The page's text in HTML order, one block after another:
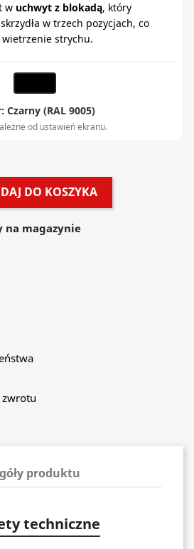
w uchwyt z blokadą, który
w trzech pozycjach, co
strychu.
Czarny (RAL 9005)
od ustawień ekranu.
DO KOSZYKA
na magazynie
zwrotu
produktu
techniczne